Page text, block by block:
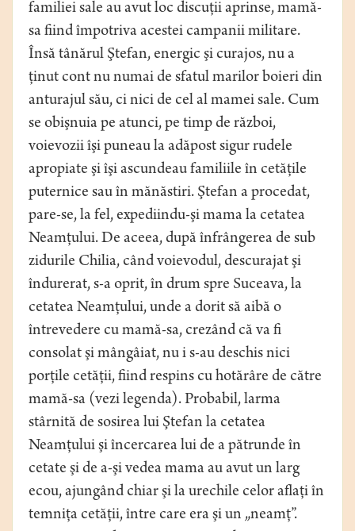
familiei sale au avut loc discuţii aprinse, mamă-
sa fiind împotriva acestei campanii militare.
Însă tânărul Ştefan, energic şi curajos, nu a
ţinut cont nu numai de sfatul marilor boieri din
anturajul său, ci nici de cel al mamei sale. Cum
se obişnuia pe atunci, pe timp de război,
voievozii îşi puneau la adăpost sigur rudele
apropiate şi îşi ascundeau familiile în cetăţile
puternice sau în mănăstiri. Ştefan a procedat,
pare-se, la fel, expediindu-şi mama la cetatea
Neamţului. De aceea, după înfrângerea de sub
zidurile Chilia, când voievodul, descurajat şi
îndurerat, s-a oprit, în drum spre Suceava, la
cetatea Neamţului, unde a dorit să aibă o
întrevedere cu mamă-sa, crezând că va fi
consolat şi mângâiat, nu i s-au deschis nici
porţile cetăţii, fiind respins cu hotărâre de către
mamă-sa (vezi legenda). Probabil, larma
stârnită de sosirea lui Ştefan la cetatea
Neamţului şi încercarea lui de a pătrunde în
cetate şi de a-şi vedea mama au avut un larg
ecou, ajungând chiar şi la urechile celor aflaţi în
temniţa cetăţii, între care era şi un „neamţ”.